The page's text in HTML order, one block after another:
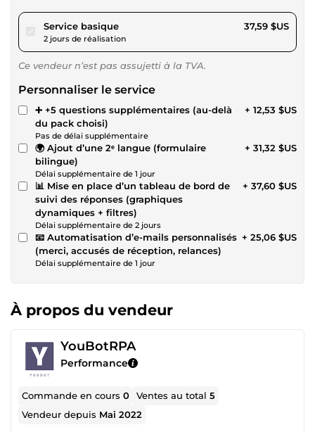
Service basiquepour 34,65 $US
2 jours de réalisation
37,59 $US
Ce vendeur n’est pas assujetti à la TVA.
Personnaliser le service
➕ +5 questions supplémentaires (au-delà
du pack choisi)
Pas de délai supplémentaire
+ 12,53 $US
🌍 Ajout d’une 2ᵉ langue (formulaire
bilingue)
Délai supplémentaire de 1 jour
+ 31,32 $US
📊 Mise en place d’un tableau de bord de
suivi des réponses (graphiques
dynamiques + filtres)
Délai supplémentaire de 2 jours
+ 37,60 $US
📧 Automatisation d’e-mails personnalisés
(merci, accusés de réception, relances)
Délai supplémentaire de 1 jour
+ 25,06 $US
À propos du vendeur
YouBotRPA
Performance
Commande en cours0 Ventes au total5
Vendeur depuis Mai 2022